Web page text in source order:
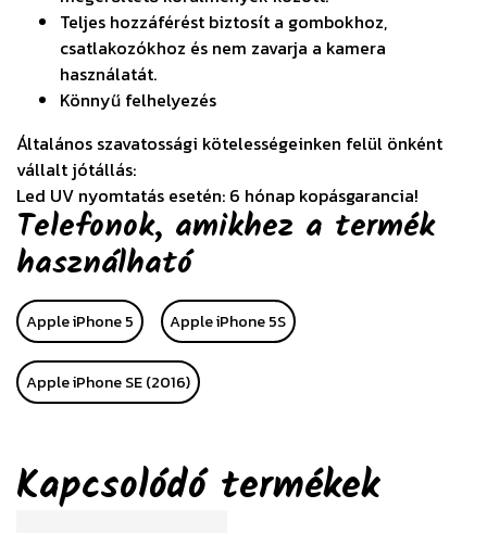
Teljes hozzáférést biztosít a gombokhoz,
csatlakozókhoz és nem zavarja a kamera
használatát.
Könnyű felhelyezés
Általános szavatossági kötelességeinken felül önként
vállalt jótállás:
Led UV nyomtatás esetén: 6 hónap kopásgarancia!
Telefonok, amikhez a termék
használható
Apple iPhone 5 Apple iPhone 5S
Apple iPhone SE (2016)
Kapcsolódó termékek